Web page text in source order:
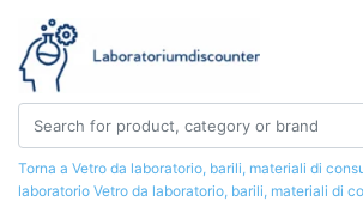
Torna a Vetro da laboratorio, barili, materiali di
laboratorio Vetro da laboratorio, barili, materiali di